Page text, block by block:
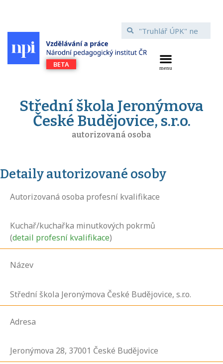
Střední škola Jeronýmova
České Budějovice, s.r.o.
autorizovaná osoba
Detaily autorizované osoby
Autorizovaná osoba profesní kvalifikace
Kuchař/kuchařka minutkových pokrmů
(detail profesní kvalifikace)
Název
Střední škola Jeronýmova České Budějovice, s.r.o.
Adresa
Jeronýmova 28, 37001 České Budějovice